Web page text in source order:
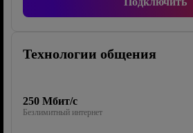
Технологии общения
250 Мбит/с
Безлимитный интернет